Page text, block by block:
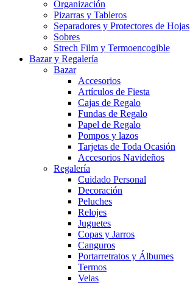
Organización
Pizarras y Tableros
Separadores y Protectores de Hojas
Sobres
Strech Film y Termoencogible
Bazar y Regalería
Bazar
Accesorios
Artículos de Fiesta
Cajas de Regalo
Fundas de Regalo
Papel de Regalo
Pompos y lazos
Tarjetas de Toda Ocasión
Accesorios Navideños
Regalería
Cuidado Personal
Decoración
Peluches
Relojes
Juguetes
Copas y Jarros
Canguros
Portarretratos y Álbumes
Termos
Velas